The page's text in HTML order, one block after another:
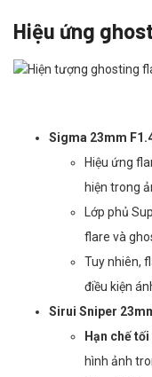
Hiệu ứng
Sigma 23mm
Hiệu ứng
hiện trong
Lớp phủ
flare và
Tuy nhiên,
điều kiện
Sirui Sniper
Hạn chế
hình ảnh